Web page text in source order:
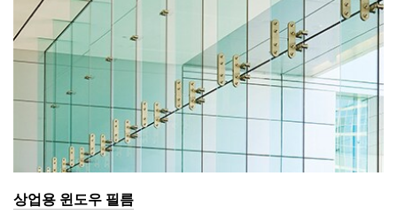
상업용 윈도우 필름